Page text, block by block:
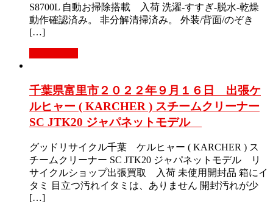
S8700L 自動お掃除搭載 入荷 洗濯-すすぎ-脱水-乾燥
動作確認済み。 非分解清掃済み。 外装/背面/のぞき
[…]
千葉県富里市２０２２年９月１６日 出張ケ
ルヒャー ( KARCHER ) スチームクリーナー
SC JTK20 ジャパネットモデル
グッドリサイクル千葉 ケルヒャー ( KARCHER ) ス
チームクリーナー SC JTK20 ジャパネットモデル リ
サイクルショップ出張買取 入荷 未使用開封品 箱にイ
タミ 目立つ汚れイタミは、ありません 開封汚れが少
[…]